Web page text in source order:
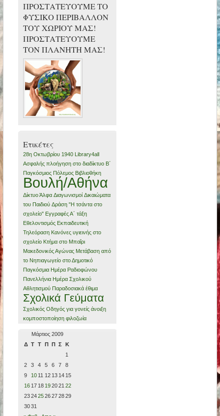
ΠΡΟΣΤΑΤΕΥΟΥΜΕ ΤΟ
ΦΥΣΙΚΟ ΠΕΡΙΒΑΛΛΟΝ
ΤΟΥ ΧΩΡΙΟΥ ΜΑΣ!
ΠΡΟΣΤΑΤΕΥΟΥΜΕ
ΤΟΝ ΠΛΑΝΗΤΗ ΜΑΣ!
Ετικέτες
28η Οκτωβρίου 1940 Library4all
Ασφαλής πλοήγηση στο διαδίκτυο Β΄
Παγκόσμιος Πόλεμος Βιβλιοθήκη
Βουλή/Αθήνα
Δίκτυο Άλφα Διαγωνισμοί Δικαιώματα
του Παιδιού Δράση "Η τσάντα στο
σχολείο" Εγγραφές Α΄ τάξη
Εθελοντισμός Εκπαιδευτική
Τηλεόραση Κανόνες υγιεινής στο
σχολείο Κτήμα στο Μπαΐρι
Μακεδονικός Αγώνας Μετάβαση από
το Νηπιαγωγείο στο Δημοτικό
Παγκόσμια Ημέρα Ραδιοφώνου
Πανελλήνια Ημέρα Σχολικού
Αθλητισμού Παραδοσιακά έθιμα
Σχολικά Γεύματα
Σχολικός Οδηγός για γονείς άνοιξη
κομποστοποίηση φιλοζωία
Μάρτιος 2009
Δ Τ Τ Π Π Σ
Κ
1
2
3 4 5 6 7
8
9
10 11 12 13 14 15
16 17 18 192021 22
23242526272829
3031